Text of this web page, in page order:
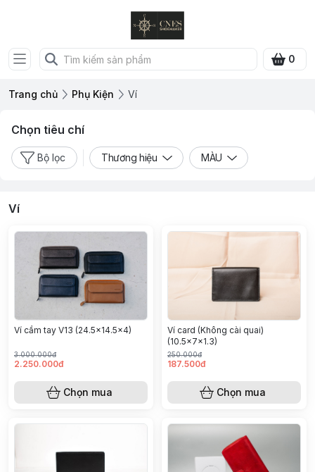
0
Trang chủ Phụ Kiện Ví
Chọn tiêu chí
Bộ lọc Thương hiệu MÀU
Ví
Ví cầm tay V13 (24.5x14.5x4)
3.000.000đ
2.250.000đ
Chọn mua
Ví card (Không cài quai)
(10.5x7x1.3)
250.000đ
187.500đ
Chọn mua